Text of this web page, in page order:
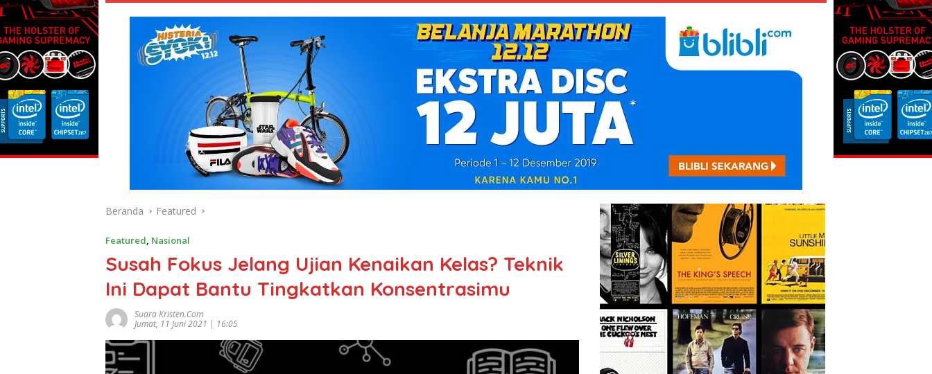
Beranda Featured
Featured, Nasional
Susah Fokus Jelang Ujian Kenaikan Kelas? Teknik
Ini Dapat Bantu Tingkatkan Konsentrasimu
Suara Kristen.com
Jumat, 11 Juni 2021 | 16:05